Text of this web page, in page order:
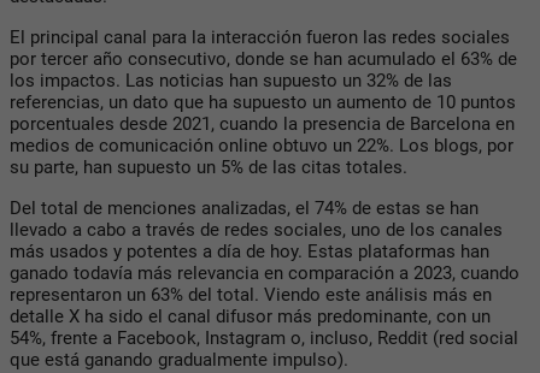
El principal canal para la interacción fueron las redes sociales
por tercer año consecutivo, donde se han acumulado el 63% de
los impactos. Las noticias han supuesto un 32% de las
referencias, un dato que ha supuesto un aumento de 10 puntos
porcentuales desde 2021, cuando la presencia de Barcelona en
medios de comunicación online obtuvo un 22%. Los blogs, por
su parte, han supuesto un 5% de las citas totales.
Del total de menciones analizadas, el 74% de estas se han
llevado a cabo a través de redes sociales, uno de los canales
más usados y potentes a día de hoy. Estas plataformas han
ganado todavía más relevancia en comparación a 2023, cuando
representaron un 63% del total. Viendo este análisis más en
detalle X ha sido el canal difusor más predominante, con un
54%, frente a Facebook, Instagram o, incluso, Reddit (red social
que está ganando gradualmente impulso).